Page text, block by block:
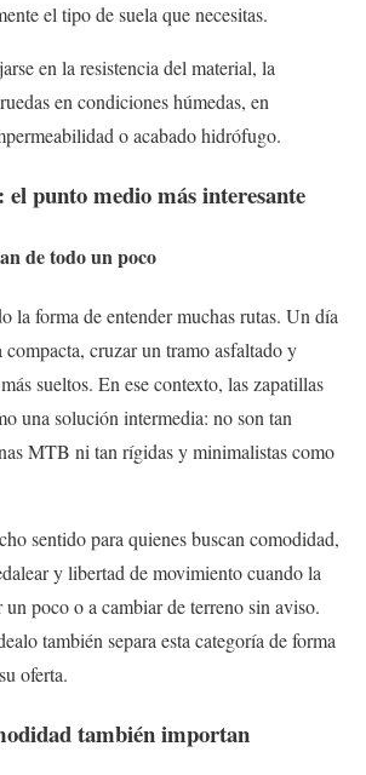
el tipo de suela que necesitas.
en la resistencia del material, la
en condiciones húmedas, en
o acabado hidrófugo.
punto medio más interesante
de todo un poco
la forma de entender muchas rutas. Un día
compacta, cruzar un tramo asfaltado y
sueltos. En ese contexto, las zapatillas
una solución intermedia: no son tan
MTB ni tan rígidas y minimalistas como
sentido para quienes buscan comodidad,
y libertad de movimiento cuando la
poco o a cambiar de terreno sin aviso.
también separa esta categoría de forma
oferta.
también importan